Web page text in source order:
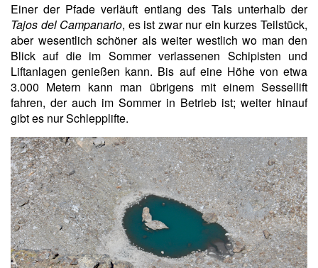
Einer der Pfade verläuft entlang des Tals unterhalb der
Tajos del Campanario, es ist zwar nur ein kurzes Teilstück,
aber wesentlich schöner als weiter westlich wo man den
Blick auf die im Sommer verlassenen Schipisten und
Liftanlagen genießen kann. Bis auf eine Höhe von etwa
3.000 Metern kann man übrigens mit einem Sessellift
fahren, der auch im Sommer in Betrieb ist; weiter hinauf
gibt es nur Schlepplifte.